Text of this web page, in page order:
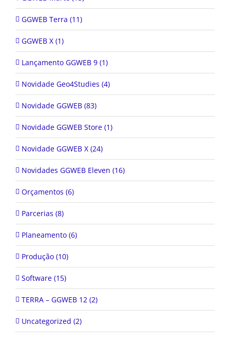
GGWEB Terra (11)
GGWEB X (1)
Lançamento GGWEB 9 (1)
Novidade Geo4Studies (4)
Novidade GGWEB (83)
Novidade GGWEB Store (1)
Novidade GGWEB X (24)
Novidades GGWEB Eleven (16)
Orçamentos (6)
Parcerias (8)
Planeamento (6)
Produção (10)
Software (15)
TERRA – GGWEB 12 (2)
Uncategorized (2)